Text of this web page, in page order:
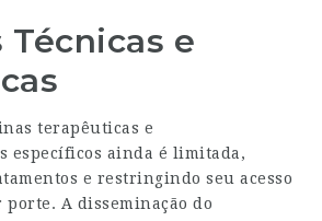
Técnicas e
terapêuticas e
específicos ainda é limitada,
e restringindo seu acesso
A disseminação do